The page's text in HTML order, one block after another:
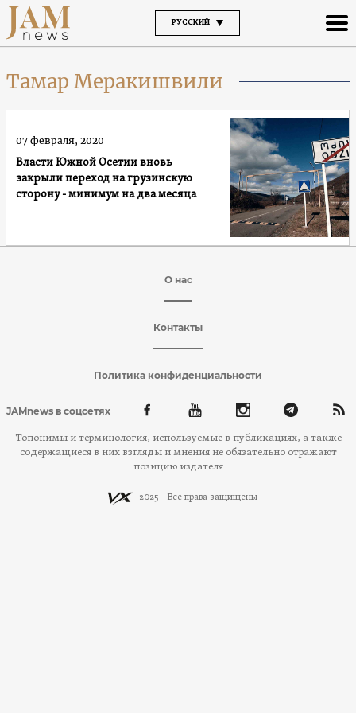
РУССКИЙ
Тамар Меракишвили
Власти Южной Осетии вновь
закрыли переход на грузинскую
сторону - минимум на два месяца
07 февраля, 2020
О нас
Контакты
Политика конфиденциальности
JAMnews в соцсетях
Топонимы и терминология, используемые в публикациях, а также
содержащиеся в них взгляды и мнения не обязательно отражают
позицию издателя
2025 - Все права защищены